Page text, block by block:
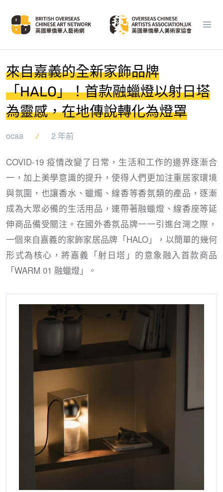
來自嘉義的全新家飾品牌
「HALO」！首款融蠟燈以射日塔
為靈感，在地傳說轉化為燈罩
ocaa 2 年前
COVID-19 疫情改變了日常，生活和工作的邊界逐漸合
一，加上美學意識的提升，使得人們更加注重居家環境
與氛圍，也讓香水、蠟燭、線香等香氛類的產品，逐漸
成為大眾必備的生活用品，連帶著融蠟燈、線香座等延
伸商品備受關注。在國外香氛品牌一一引進台灣之際，
一個來自嘉義的家飾家居品牌「HALO」，以簡單的幾何
形式為核心，將嘉義「射日塔」的意象融入首款商品
「WARM 01 融蠟燈」。